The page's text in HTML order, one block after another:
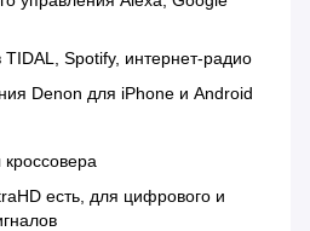
Spotify, интернет-радио
Denon для iPhone и Android
кроссовера
есть, для цифрового и